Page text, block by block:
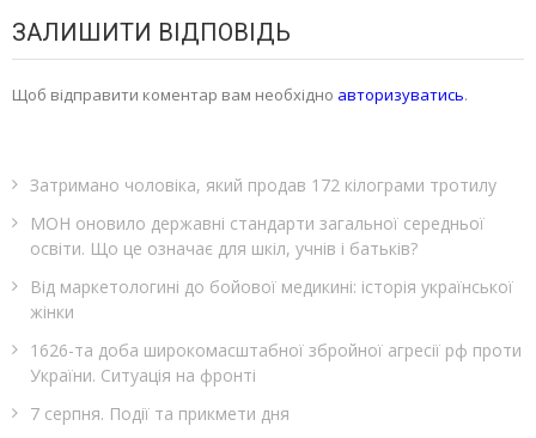
ЗАЛИШИТИ ВІДПОВІДЬ
Щоб відправити коментар вам необхідно авторизуватись.
Затримано чоловіка, який продав 172 кілограми тротилу
МОН оновило державні стандарти загальної середньої
освіти. Що це означає для шкіл, учнів і батьків?
Від маркетологині до бойової медикині: історія української
жінки
1626-та доба широкомасштабної збройної агресії рф проти
України. Ситуація на фронті
7 серпня. Події та прикмети дня